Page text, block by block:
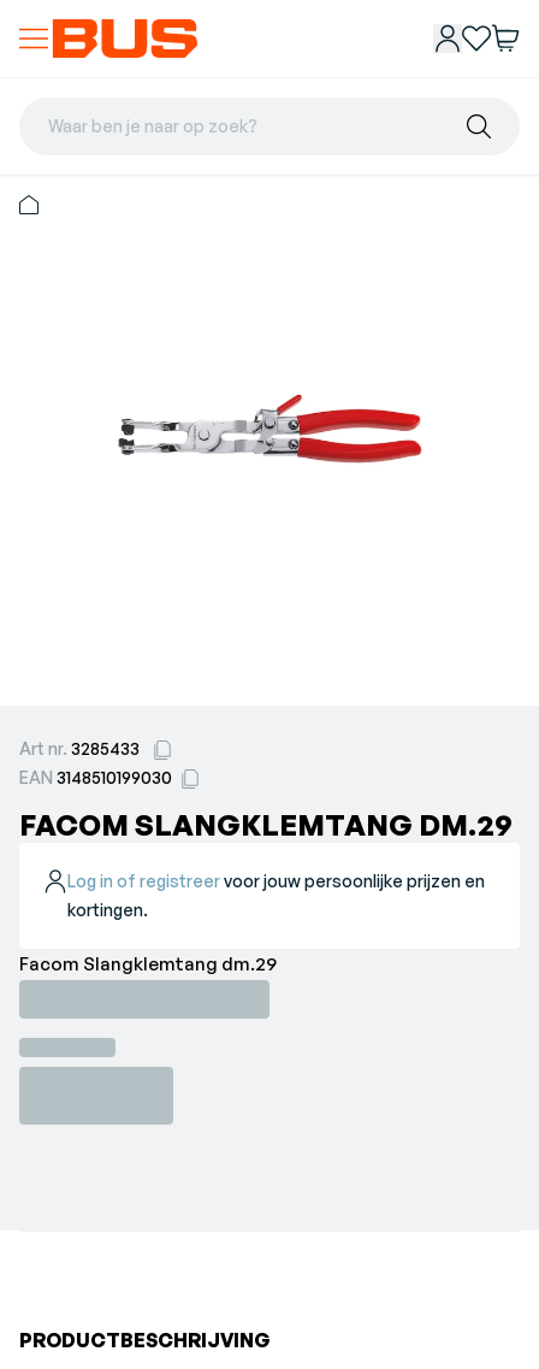
Waar ben je naar op zoek?
Art nr. 3285433
EAN 3148510199030
FACOM SLANGKLEMTANG DM.29
Log in of registreervoor jouw persoonlijke prijzen en
kortingen.
Facom Slangklemtang dm.29
PRODUCTBESCHRIJVING